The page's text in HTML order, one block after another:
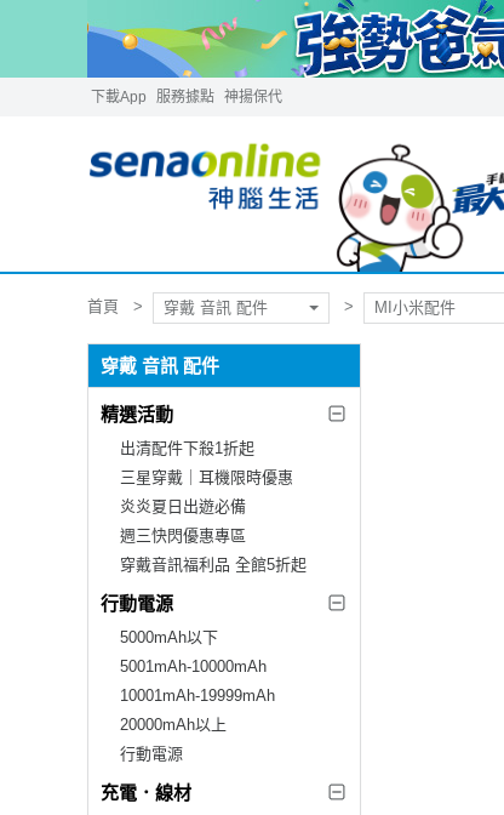
下載App 服務據點 神揚保代
首頁 穿戴 音訊 配件 MI小米配件
穿戴 音訊 配件
精選活動
出清配件下殺1折起
三星穿戴｜耳機限時優惠
炎炎夏日出遊必備
週三快閃優惠專區
穿戴音訊福利品 全館5折起
行動電源
5000mAh以下
5001mAh-10000mAh
10001mAh-19999mAh
20000mAh以上
行動電源
充電．線材